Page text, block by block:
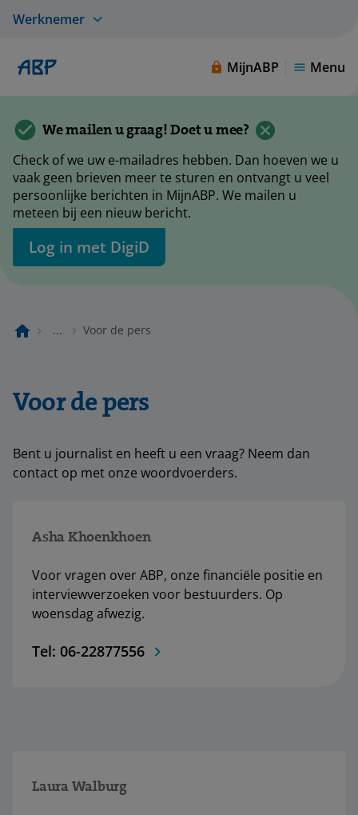
Werknemer
MijnABP Menu
We mailen u graag! Doet u mee?
Check of we uw e-mailadres hebben. Dan hoeven we u
vaak geen brieven meer te sturen en ontvangt u veel
persoonlijke berichten in MijnABP. We mailen u
meteen bij een nieuw bericht.
Log in met DigiD
... Voor de pers
Voor de pers
Bent u journalist en heeft u een vraag? Neem dan
contact op met onze woordvoerders.
Asha Khoenkhoen
Voor vragen over ABP, onze financiële positie en
interviewverzoeken voor bestuurders. Op
woensdag afwezig.
Tel: 06-22877556
Laura Walburg